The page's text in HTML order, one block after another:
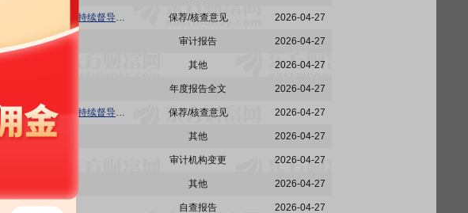
威贸电子:申万宏源证券承销保荐有限责任公司关于上海威贸电子股份有限公司2025年度持续督导跟踪报告 保荐/核查意见 2026-04-27
审计报告 2026-04-27
其他 2026-04-27
年度报告全文 2026-04-27
威贸电子:申万宏源证券承销保荐有限责任公司关于上海威贸电子股份有限公司2025年度持续督导定期现场检查报告 保荐/核查意见 2026-04-27
其他 2026-04-27
审计机构变更 2026-04-27
其他 2026-04-27
自查报告 2026-04-27